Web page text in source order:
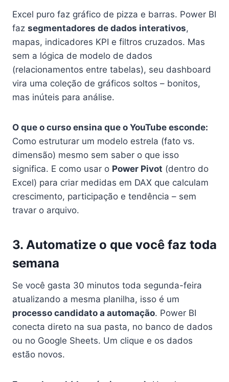
Excel puro faz gráfico de pizza e barras. Power BI
faz segmentadores de dados interativos,
mapas, indicadores KPI e filtros cruzados. Mas
sem a lógica de modelo de dados
(relacionamentos entre tabelas), seu dashboard
vira uma coleção de gráficos soltos – bonitos,
mas inúteis para análise.
O que o curso ensina que o YouTube esconde:
Como estruturar um modelo estrela (fato vs.
dimensão) mesmo sem saber o que isso
significa. E como usar o Power Pivot (dentro do
Excel) para criar medidas em DAX que calculam
crescimento, participação e tendência – sem
travar o arquivo.
3. Automatize o que você faz toda
semana
Se você gasta 30 minutos toda segunda-feira
atualizando a mesma planilha, isso é um
processo candidato a automação. Power BI
conecta direto na sua pasta, no banco de dados
ou no Google Sheets. Um clique e os dados
estão novos.